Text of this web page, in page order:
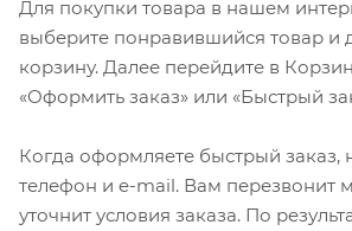
Для покупки товара в нашем
выберите понравившийся товар и
корзину. Далее перейдите в
«Оформить заказ» или «Быстрый
Когда оформляете быстрый
телефон и e-mail. Вам перезвонит
уточнит условия заказа. По